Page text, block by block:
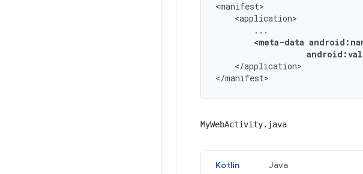
<manifest>
    <application>
        ...
<meta-data
    </application>
</manifest>
MyWebActivity.java
Kotlin Java